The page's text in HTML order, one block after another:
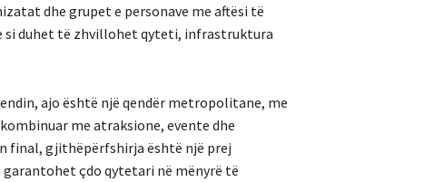
dhe grupet e personave me aftësi të
si duhet të zhvillohet qyteti, infrastruktura
ajo është një qendër metropolitane, me
me atraksione, evente dhe
final, gjithëpërfshirja është një prej
garantohet çdo qytetari në mënyrë të